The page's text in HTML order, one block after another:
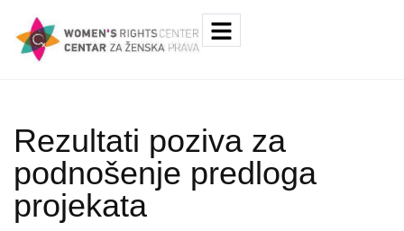
Rezultati poziva za
podnošenje predloga
projekata